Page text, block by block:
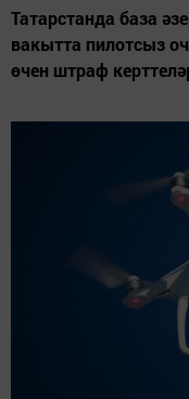
Татарстанда база
вакытта пилотсыз
өчен штраф